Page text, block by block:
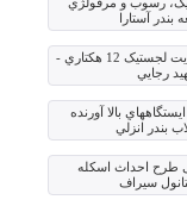
آستارا
مطالعات و طراحي سايت لجستيک 12 هکتاري -
رجايي
بالا آورنده
بندر انزلي
طرح احداث اسکله
سیراف